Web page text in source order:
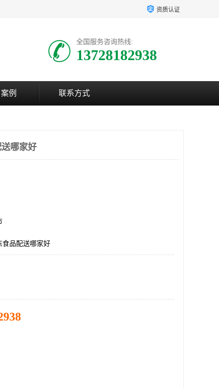
资质认证
全国服务咨询热线:
13728182938
例 联系方式
哪家好
食品配送哪家好